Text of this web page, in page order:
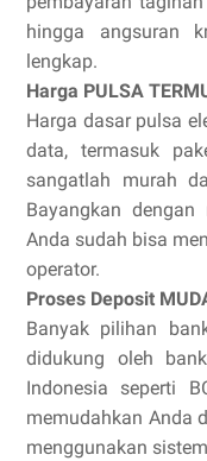
hingga angsuran
lengkap.
Harga PULSA
Harga dasar pulsa
data, termasuk
sangatlah murah
Bayangkan
Anda sudah bisa
operator.
Proses Deposit
Banyak pilihan
didukung oleh
Indonesia seperti
memudahkan Anda
menggunakan